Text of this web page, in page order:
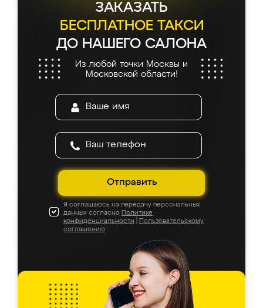
ЗАКАЗАТЬ
БЕСПЛАТНОЕ ТАКСИ
ДО НАШЕГО САЛОНА
Из любой точки Москвы и
Московской области!
Отправить
Я соглашаюсь на передачу персональных
данных согласно Политике
конфиденциальности
Пользовательскому
соглашению